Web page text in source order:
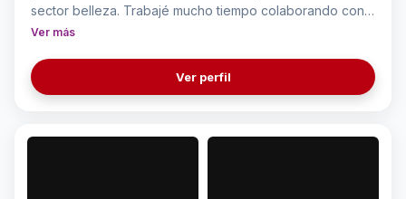
sector belleza. Trabajé mucho tiempo colaborando con
empresa del sector fotografía, como maquilladora
dedico a crear contenido para mis redes sociales,
principalmente sector belleza que es mi pasión.
Ver más
Ver perfil